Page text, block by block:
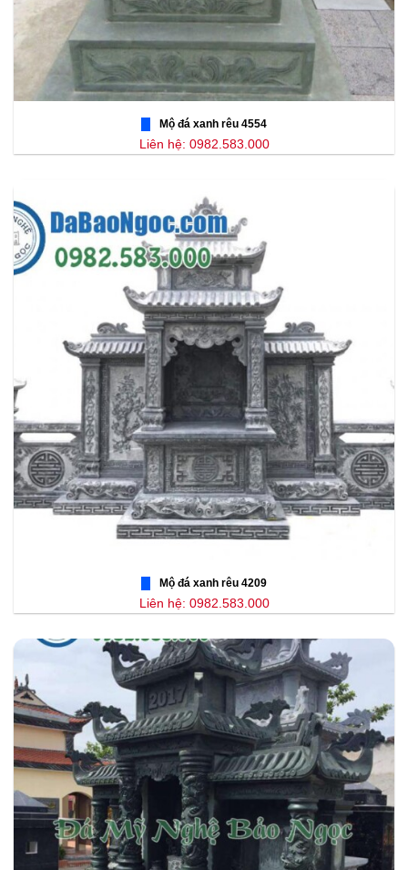
Mộ đá xanh rêu 4554
Liên hệ: 0982.583.000
Mộ đá xanh rêu 4209
Liên hệ: 0982.583.000